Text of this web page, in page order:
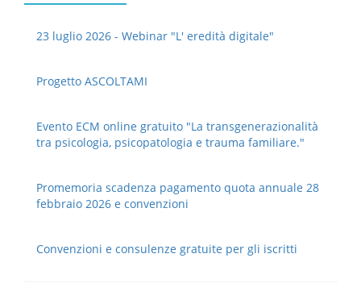
23 luglio 2026 - Webinar "L' eredità digitale"
Progetto ASCOLTAMI
Evento ECM online gratuito "La transgenerazionalità
tra psicologia, psicopatologia e trauma familiare."
Promemoria scadenza pagamento quota annuale 28
febbraio 2026 e convenzioni
Convenzioni e consulenze gratuite per gli iscritti